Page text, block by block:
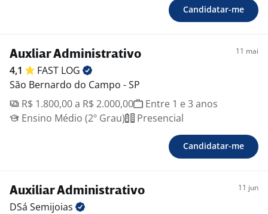
Candidatar-me
Auxliar Administrativo 11 mai
4,1 FAST LOG
São Bernardo do Campo - SP
R$ 1.800,00 a R$ 2.000,00
Entre 1 e 3 anos
Ensino Médio (2º Grau)
Presencial
Candidatar-me
Auxiliar Administrativo 11 jun
DSá Semijoias